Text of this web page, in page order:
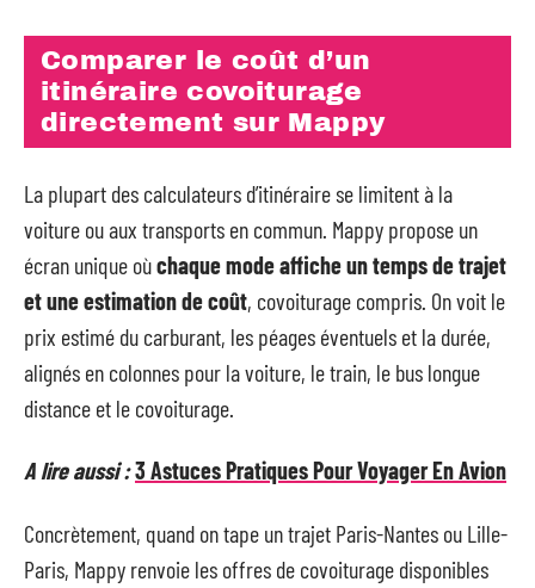
Comparer le coût d’un
itinéraire covoiturage
directement sur Mappy
La plupart des calculateurs d’itinéraire se limitent à la
voiture ou aux transports en commun. Mappy propose un
écran unique oùchaque mode affiche un temps de trajet
et une estimation de coût, covoiturage compris. On voit le
prix estimé du carburant, les péages éventuels et la durée,
alignés en colonnes pour la voiture, le train, le bus longue
distance et le covoiturage.
A lire aussi :3 Astuces Pratiques Pour Voyager En Avion
Concrètement, quand on tape un trajet Paris-Nantes ou Lille-
Paris, Mappy renvoie les offres de covoiturage disponibles